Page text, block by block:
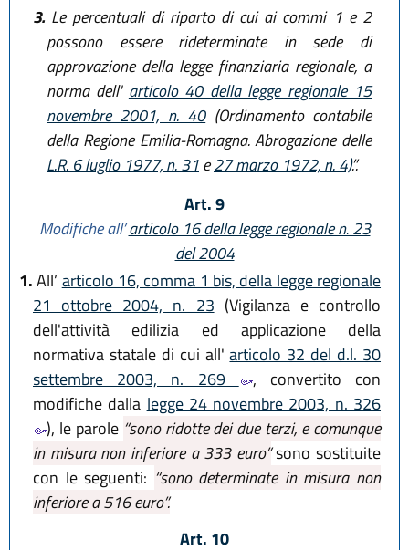
3.Le percentuali di riparto di cui ai commi 1 e 2
possono essere rideterminate in sede di
approvazione della legge finanziaria regionale, a
norma dell' articolo 40 della legge regionale 15
novembre 2001, n. 40(Ordinamento contabile
della Regione Emilia-Romagna. Abrogazione delle
L.R. 6 luglio 1977, n. 31e27 marzo 1972, n. 4).”.
Art. 9
Modifiche all’articolo 16 della legge regionale n. 23
del 2004
1.All’ articolo 16, comma 1 bis, della legge regionale
21 ottobre 2004, n. 23 (Vigilanza e controllo
dell'attività edilizia ed applicazione della
normativa statale di cui all'articolo 32 del d.l. 30
settembre 2003, n. 269
, convertito con
modifiche dalla legge 24 novembre 2003, n. 326
), le parole “sono ridotte dei due terzi, e comunque
in misura non inferiore a 333 euro”sono sostituite
con le seguenti: “sono determinate in misura non
inferiore a 516 euro”.
Art. 10